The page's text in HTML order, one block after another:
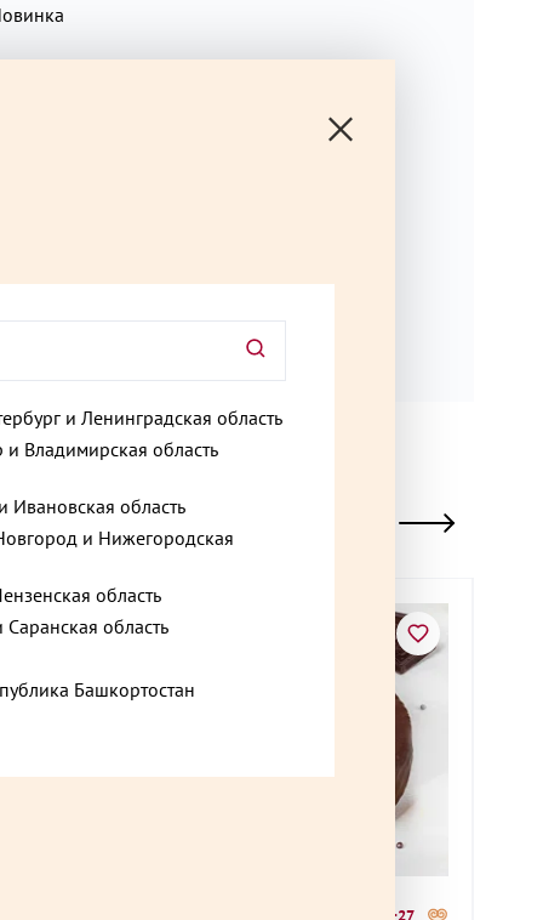
до +27
и Ленинградская область
Владимирская область
Ивановская область
и Нижегородская
область
Саранская область
Башкортостан